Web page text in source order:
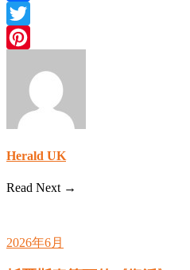
Facebook
Twitter
Herald UK
Read Next →
2026年6月